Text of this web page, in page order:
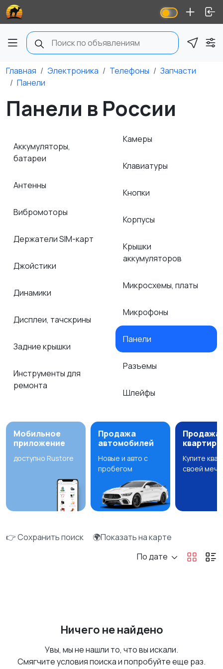
Главная Электроника Телефоны
Запчасти
Панели
Панели в России
Аккумуляторы,
батареи
Антенны
Вибромоторы
Держатели SIM-карт
Джойстики
Динамики
Дисплеи, тачскрины
Задние крышки
Инструменты для
ремонта
Камеры
Клавиатуры
Кнопки
Корпусы
Крышки
аккумуляторов
Микросхемы, платы
Микрофоны
Панели
Разъемы
Шлейфы
Мобильное
приложение
доступно Rustore
Продажа
автомобилей
Новые и авто с
пробегом
Продажа
квартир
Купите
своей
👉 Сохранить поиск
🌍Показать на карте
По дате
Ничего не найдено
Увы, мы не нашли то, что вы искали.
Смягчите условия поиска и попробуйте еще раз.